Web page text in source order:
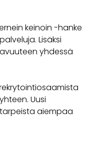
keinoin -hanke
Lisäksi
yhdessä
Uusi
aiempaa